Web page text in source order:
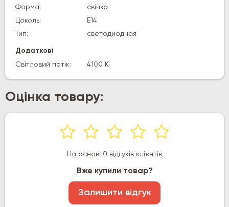
Форма:
свічка
Цоколь:
E14
Тип:
светодиодная
Додаткові
Світловий потік:
4100 К
Оцінка товару:
На основі 0 відгуків клієнтів
Вже купили товар?
Залишити відгук